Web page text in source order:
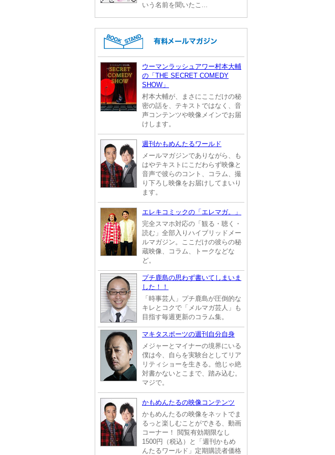
いう名前を聞いたこ...
ウーマンラッシュアワー村本大輔
の「THE SECRET COMEDY
SHOW」
村本大輔が、まさにここだけの秘
密の話を、テキストではなく、音
声コンテンツや映像メインでお届
けします。
週刊かもめんたるワールド
メールマガジンでありながら、も
はやテキストにこだわらず映像と
音声で彼らのコント、コラム、撮
り下ろし映像をお届けしてまいり
ます。
エレキコミックの「エレマガ。」
完全スマホ対応の「観る・聴く・
読む」全部入りハイブリッドメー
ルマガジン。ここだけの彼らの秘
蔵映像、コラム、トークなどな
ど。
プチ鹿島の思わず書いてしまいま
した！！
「時事芸人」プチ鹿島が圧倒的な
キレとコクで「メルマガ芸人」も
目指す毎週更新のコラム集。
マキタスポーツの週刊自分自身
メジャーとマイナーの境界にいる
僕は今、自らを実験台としてリア
リティショーを生きる。他じゃ絶
対書かないとこまで、踏み込む。
マジで。
かもめんたるの映像コンテンツ
かもめんたるの映像をネットでま
るっと楽しむことができる、動画
コーナー！ 閲覧有効期限なし
1500円（税込）と「週刊かもめ
んたるワールド」定期購読者価格